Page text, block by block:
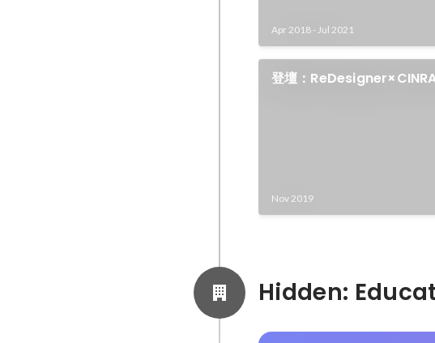
Apr 2018-Jul 2021
登壇：
Nov 2019